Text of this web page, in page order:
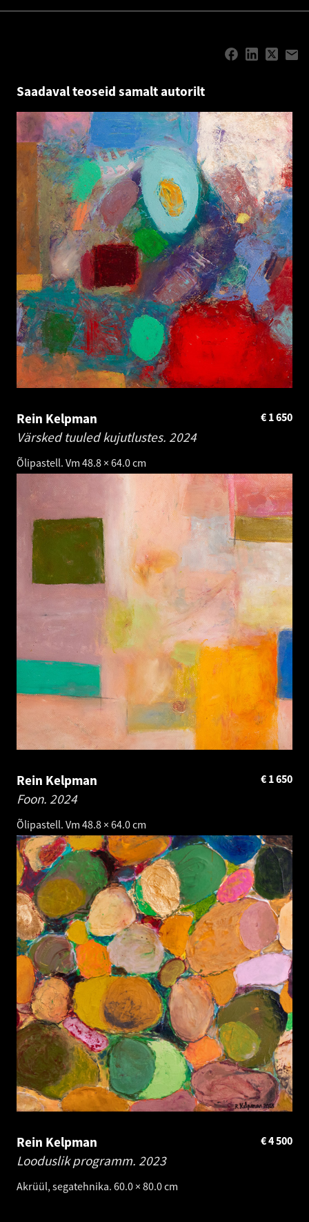
Saadaval teoseid samalt autorilt
Rein Kelpman
Värsked tuuled kujutlustes. 2024
Õlipastell. Vm 48.8 × 64.0 cm
1 650
€
Rein Kelpman
Foon. 2024
Õlipastell. Vm 48.8 × 64.0 cm
1 650
€
Rein Kelpman
Looduslik programm. 2023
Akrüül, segatehnika. 60.0 × 80.0 cm
4 500
€